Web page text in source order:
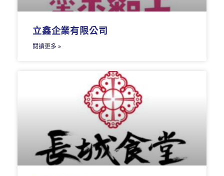
立鑫企業有限公司
閱讀更多 »